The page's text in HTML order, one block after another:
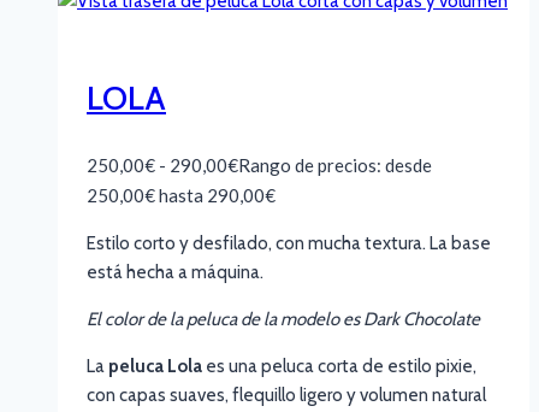
LOLA
250,00€ - 290,00€Rango de precios: desde
250,00€ hasta 290,00€
Estilo corto y desfilado, con mucha textura. La base
está hecha a máquina.
El color de la peluca de la modelo es Dark Chocolate
La peluca Lola es una peluca corta de estilo pixie,
con capas suaves, flequillo ligero y volumen natural